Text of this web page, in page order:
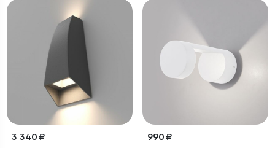
3 340 ₽ 990 ₽